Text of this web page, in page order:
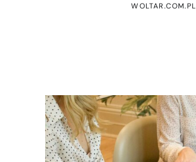
WOLTAR.COM.PL